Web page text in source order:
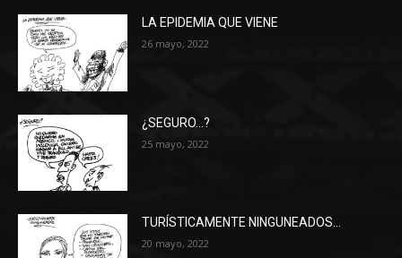
LA EPIDEMIA QUE VIENE
26 mayo, 2022
¿SEGURO…?
25 mayo, 2022
TURÍSTICAMENTE NINGUNEADOS…
20 mayo, 2022